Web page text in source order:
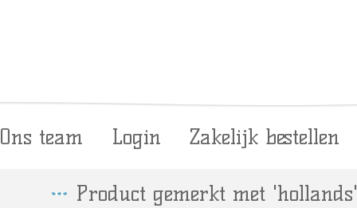
Ons team Login Zakelijk bestellen
Product gemerkt met 'hollands'